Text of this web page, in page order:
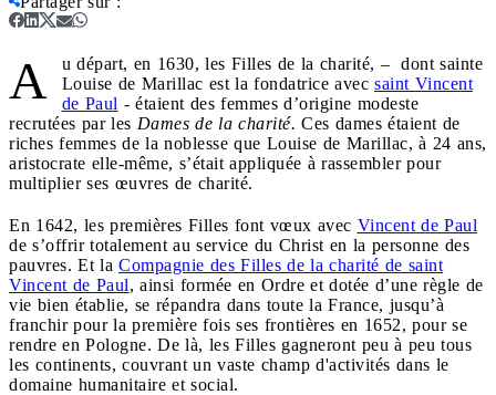
A
u départ, en 1630, les Filles de la charité, – dont sainte
Louise de Marillac est la fondatrice avec saint Vincent
de Paul - étaient des femmes d’origine modeste
recrutées par les Dames de la charité. Ces dames étaient de
riches femmes de la noblesse que Louise de Marillac, à 24 ans,
aristocrate elle-même, s’était appliquée à rassembler pour
multiplier ses œuvres de charité.
En 1642, les premières Filles font vœux avec Vincent de Paul
de s’offrir totalement au service du Christ en la personne des
pauvres. Et la Compagnie des Filles de la charité de saint
Vincent de Paul, ainsi formée en Ordre et dotée d’une règle de
vie bien établie, se répandra dans toute la France, jusqu’à
franchir pour la première fois ses frontières en 1652, pour se
rendre en Pologne. De là, les Filles gagneront peu à peu tous
les continents, couvrant un vaste champ d'activités dans le
domaine humanitaire et social.